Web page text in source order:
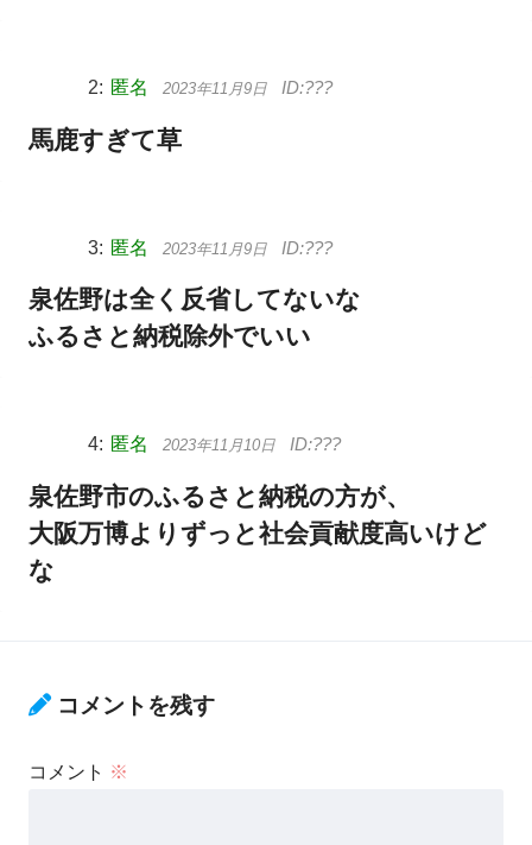
匿名 2023年11月9日
馬鹿すぎて草
匿名 2023年11月9日
泉佐野は全く反省してないな
ふるさと納税除外でいい
匿名 2023年11月10日
泉佐野市のふるさと納税の方が、
大阪万博よりずっと社会貢献度高いけど
な
コメントを残す
コメント ※